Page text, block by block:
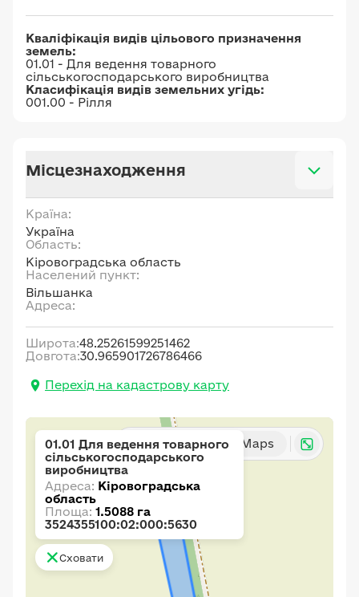
Кваліфікація видів цільового призначення
земель:
01.01 - Для ведення товарного
сільськогосподарського виробництва
Класифікація видів земельних угідь:
001.00 - Рілля
Місцезнаходження
Країна:
Україна
Область:
Кіровоградська область
Населений пункт:
Вільшанка
Адреса:
Широта:48.25261599251462
Довгота:30.965901726786466
Перехід на кадастрову карту
Карта Google Maps
01.01 Для ведення товарного
сільськогосподарського
виробництва
Адреса: Кіровоградська
область
Площа: 1.5088 га
3524355100:02:000:5630
Сховати